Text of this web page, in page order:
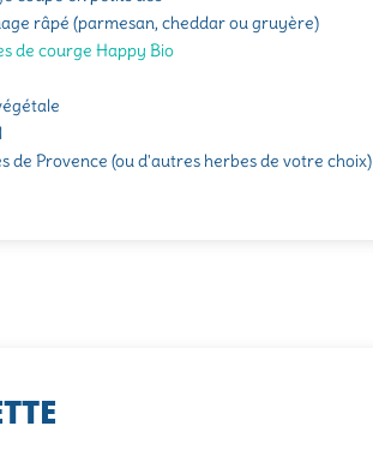
râpé (parmesan, cheddar ou gruyère)
de courge Happy Bio
de Provence (ou d'autres herbes de votre choix)